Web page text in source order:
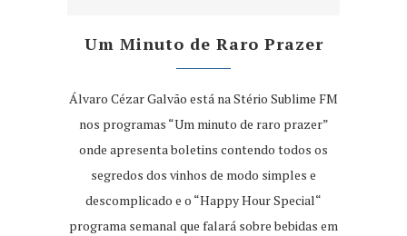
Um Minuto de Raro Prazer
Álvaro Cézar Galvão está na Stério Sublime FM
nos programas “Um minuto de raro prazer”
onde apresenta boletins contendo todos os
segredos dos vinhos de modo simples e
descomplicado e o “Happy Hour Special“
programa semanal que falará sobre bebidas em